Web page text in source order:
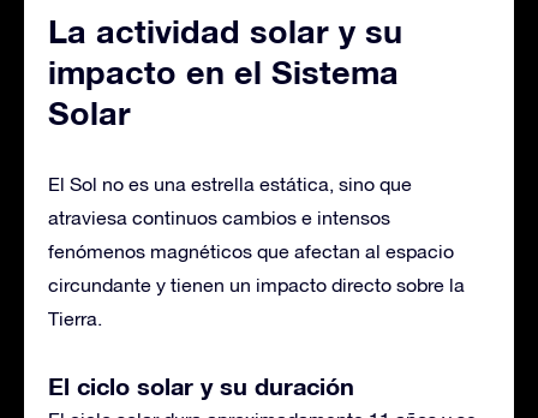
La actividad solar y su
impacto en el Sistema
Solar
El Sol no es una estrella estática, sino que
atraviesa continuos cambios e intensos
fenómenos magnéticos que afectan al espacio
circundante y tienen un impacto directo sobre la
Tierra.
El ciclo solar y su duración